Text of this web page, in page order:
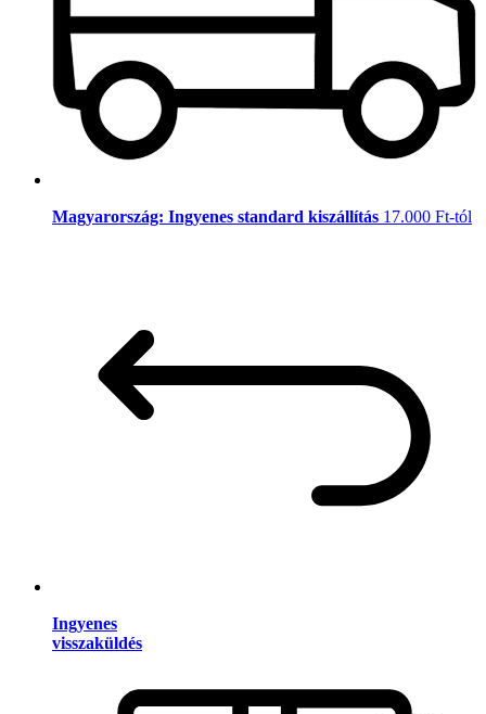
Magyarország: Ingyenes standard kiszállítás 17.000 Ft-tól
Ingyenes
visszaküldés